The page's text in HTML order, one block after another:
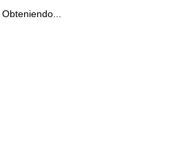
Obteniendo...